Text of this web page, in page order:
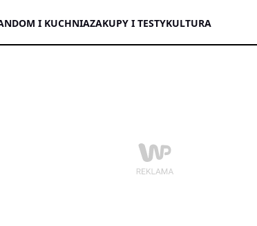
DOM I KUCHNIAZAKUPY I TESTYKULTURA